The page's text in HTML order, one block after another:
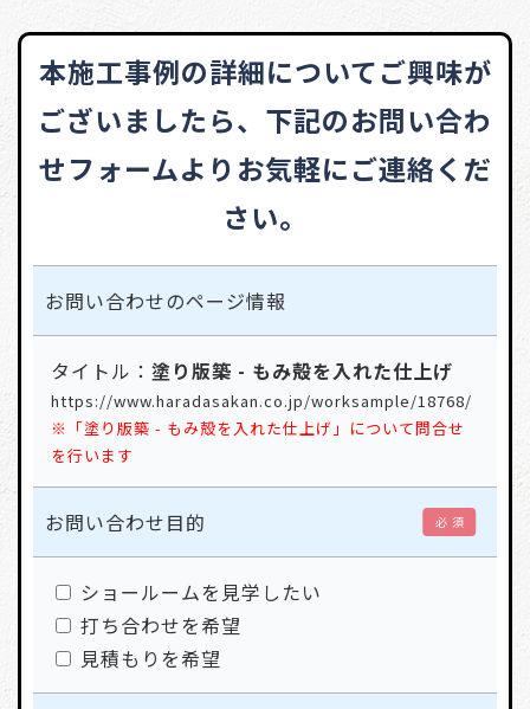
本施工事例の詳細についてご興味が
ございましたら、 下記のお問い合わ
せフォームよりお気軽にご連絡くだ
さい。
お問い合わせのページ情報
タイトル： 塗り版築 - もみ殻を入れた仕上げ
https://www.haradasakan.co.jp/worksample/18768/
※「塗り版築 - もみ殻を入れた仕上げ」について問合せ
を行います
お問い合わせ目的 必 須
ショールームを見学したい
打ち合わせを希望
見積もりを希望